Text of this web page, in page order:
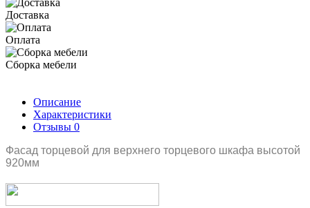
Доставка
Оплата
Сборка мебели
Описание
Характеристики
Отзывы 0
Фасад торцевой для верхнего торцевого шкафа высотой
920мм